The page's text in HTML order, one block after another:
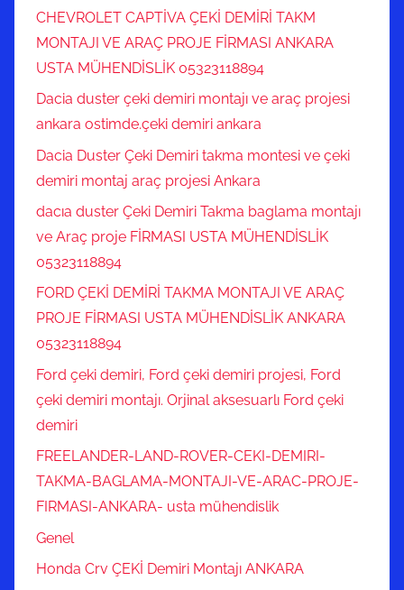
CHEVROLET CAPTİVA ÇEKİ DEMİRİ TAKM
MONTAJI VE ARAÇ PROJE FİRMASI ANKARA
USTA MÜHENDİSLİK 05323118894
Dacia duster çeki demiri montajı ve araç projesi
ankara ostimde.çeki demiri ankara
Dacia Duster Çeki Demiri takma montesi ve çeki
demiri montaj araç projesi Ankara
dacıa duster Çeki Demiri Takma baglama montajı
ve Araç proje FİRMASI USTA MÜHENDİSLİK
05323118894
FORD ÇEKİ DEMİRİ TAKMA MONTAJI VE ARAÇ
PROJE FİRMASI USTA MÜHENDİSLİK ANKARA
05323118894
Ford çeki demiri, Ford çeki demiri projesi, Ford
çeki demiri montajı. Orjinal aksesuarlı Ford çeki
demiri
FREELANDER-LAND-ROVER-CEKI-DEMIRI-
TAKMA-BAGLAMA-MONTAJI-VE-ARAC-PROJE-
FIRMASI-ANKARA- usta mühendislik
Genel
Honda Crv ÇEKİ Demiri Montajı ANKARA